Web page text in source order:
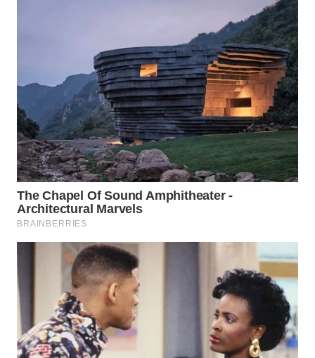
TAPANULI
SELATAN
WN
TANJUNG
LESUNG
WN
KARO
SIMALUNGUN
WN
LABUHANBATU